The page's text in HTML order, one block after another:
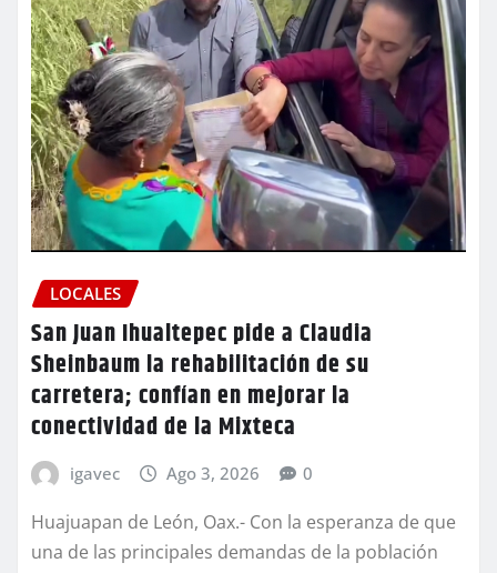
LOCALES
San Juan Ihualtepec pide a Claudia
Sheinbaum la rehabilitación de su
carretera; confían en mejorar la
conectividad de la Mixteca
igavec Ago 3, 2026 0
Huajuapan de León, Oax.- Con la esperanza de que
una de las principales demandas de la población